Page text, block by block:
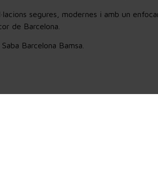
segures, modernes i amb un
de Barcelona.
Barcelona Bamsa.